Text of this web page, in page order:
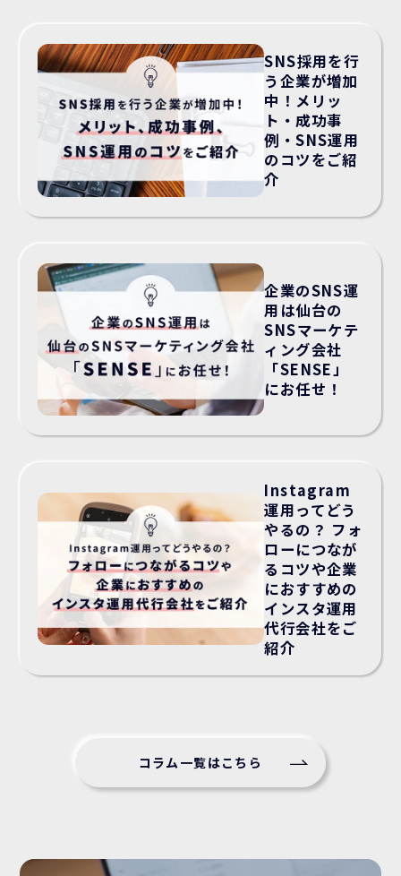
SNS採用を行
う企業が増加
中！メリッ
ト・成功事
例・SNS運用
のコツをご紹
介
企業のSNS運
用は仙台の
SNSマーケテ
ィング会社
「SENSE」
にお任せ！
Instagram
運用ってどう
やるの？ フォ
ローにつなが
るコツや企業
におすすめの
インスタ運用
代行会社をご
紹介
コラム一覧はこちら